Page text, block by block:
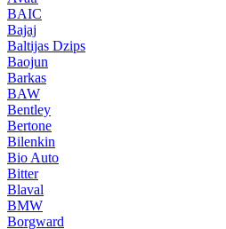
BAIC
Bajaj
Baltijas Dzips
Baojun
Barkas
BAW
Bentley
Bertone
Bilenkin
Bio Auto
Bitter
Blaval
BMW
Borgward